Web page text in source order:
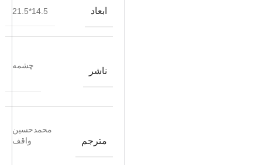
ابعاد 14.5*21.5
ناشر
چشمه
مترجم
محمدحسین
واقف